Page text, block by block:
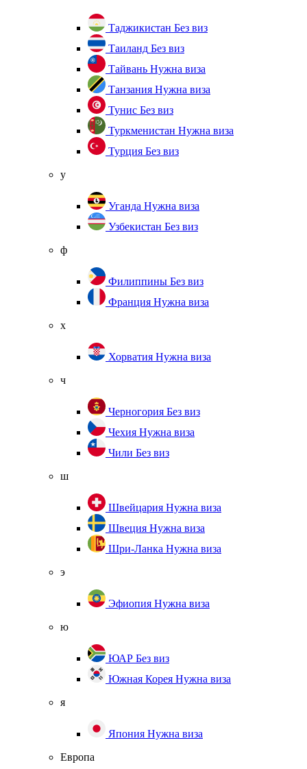
Таджикистан Без виз
Таиланд Без виз
Тайвань Нужна виза
Танзания Нужна виза
Тунис Без виз
Туркменистан Нужна виза
Турция Без виз
у
Уганда Нужна виза
Узбекистан Без виз
ф
Филиппины Без виз
Франция Нужна виза
х
Хорватия Нужна виза
ч
Черногория Без виз
Чехия Нужна виза
Чили Без виз
ш
Швейцария Нужна виза
Швеция Нужна виза
Шри-Ланка Нужна виза
э
Эфиопия Нужна виза
ю
ЮАР Без виз
Южная Корея Нужна виза
я
Япония Нужна виза
Европа